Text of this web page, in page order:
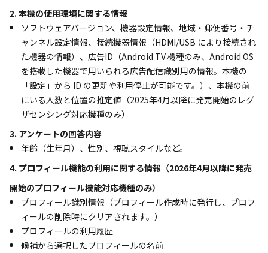
2. 本機の使用環境に関する情報
ソフトウェアバージョン、機器設定情報、地域・郵便番号・チ
ャンネル設定情報、接続機器情報（HDMI/USB により接続され
た機器の情報）、広告ID（Android TV 機種のみ、Android OS
を搭載した機器で用いられる広告配信識別用の情報。本機の
「設定」から ID の更新や利用停止が可能です。）、本機の前
にいる人数と位置の推定値（2025年4月以降に発売開始のレグ
ザセンシング対応機種のみ）
3. アンケートの回答内容
年齢（生年月）、性別、視聴スタイルなど。
4. プロフィール機能の利用に関する情報（2026年4月以降に発売
開始のプロフィール機能対応機種のみ）
プロフィール識別情報（プロフィール作成時に発行し、プロフ
ィールの削除時にクリアされます。）
プロフィールの利用履歴
候補から選択したプロフィールの名前